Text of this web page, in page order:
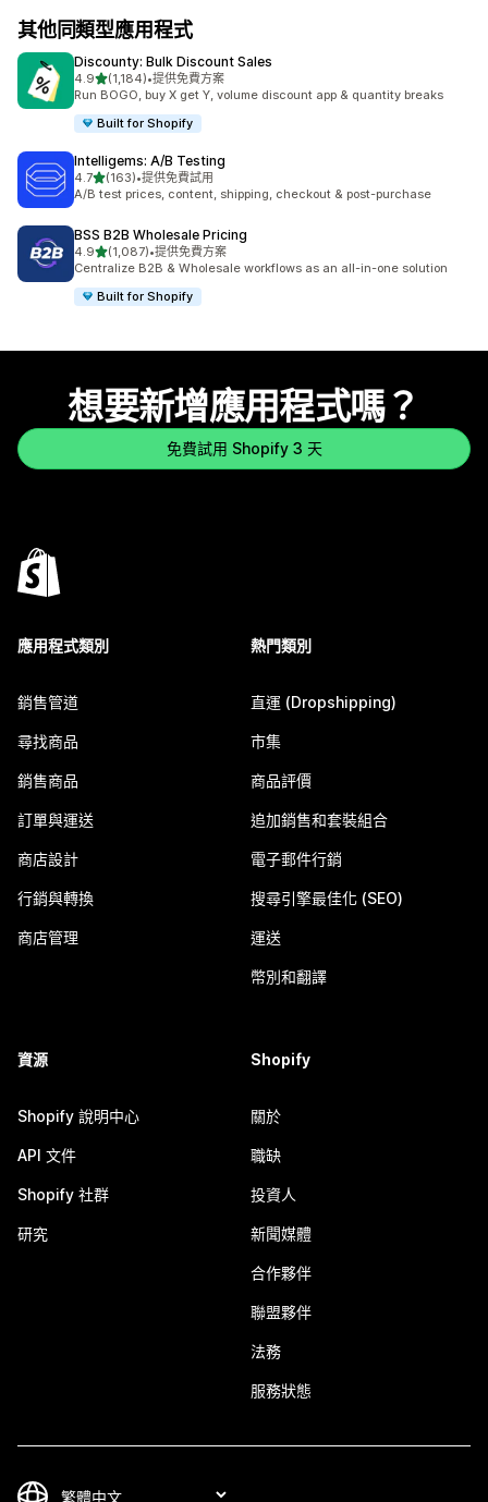
其他同類型應用程式
Discounty: Bulk Discount Sales
4.9滿分 5 顆星
(1,184)
共有 1184 則評價
•提供免費方案
Run BOGO, buy X get Y, volume discount app & quantity breaks
Built for Shopify
Intelligems: A/B Testing
4.7滿分 5 顆星
(163)
共有 163 則評價
•提供免費試用
A/B test prices, content, shipping, checkout & post-purchase
BSS B2B Wholesale Pricing
4.9滿分 5 顆星
(1,087)
共有 1087 則評價
•提供免費方案
Centralize B2B & Wholesale workflows as an all-in-one solution
Built for Shopify
想要新增應用程式嗎？
免費試用 Shopify 3 天
應用程式類別
銷售管道
尋找商品
銷售商品
訂單與運送
商店設計
行銷與轉換
商店管理
熱門類別
直運 (Dropshipping)
市集
商品評價
追加銷售和套裝組合
電子郵件行銷
搜尋引擎最佳化 (SEO)
運送
幣別和翻譯
資源
Shopify 說明中心
API 文件
Shopify 社群
研究
Shopify
關於
職缺
投資人
新聞媒體
合作夥伴
聯盟夥伴
法務
服務狀態